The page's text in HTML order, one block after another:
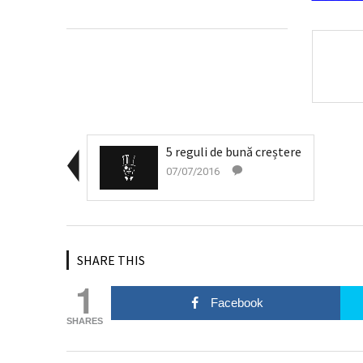
5 reguli de bună creștere
07/07/2016
SHARE THIS
1
SHARES
Facebook